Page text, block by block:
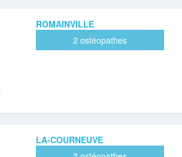
ROMAINVILLE
2 ostéopathes
LA-COURNEUVE